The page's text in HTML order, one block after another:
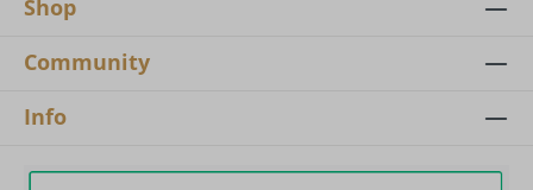
Shop
Community
Info